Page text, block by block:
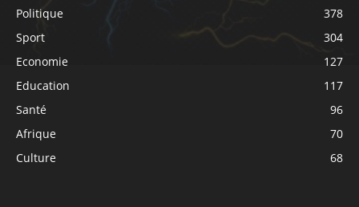
Politique
378
Sport
304
Economie
127
Education
117
Santé
96
Afrique
70
Culture
68